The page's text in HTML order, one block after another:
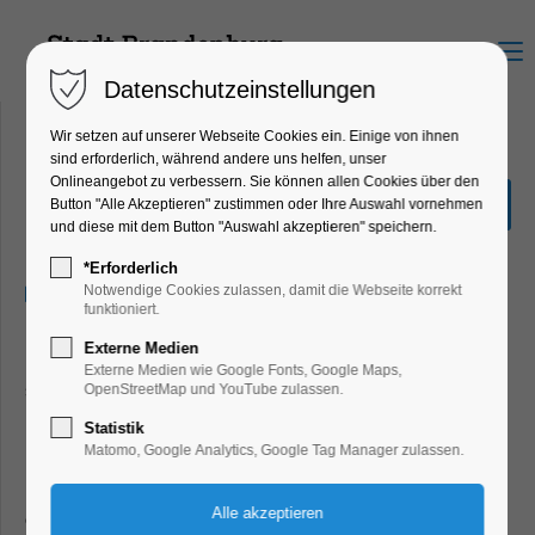
Menu
The art of Love
Kino
08.01.2024, 20:00–22:00
Eva (55) arbeitet bei den Londoner Verkehrsbetrieben,
steckt in einer Ehekrise und schreibt heimlich im
Nebenverdienst Bewertungen über Sex Toys der Londoner
Firma THE ART OF LOVE, um sich und ihrem Mann eine
Reise zu ermöglichen, die ihre Ehe retten soll. Adam (35) ist
der erfolgreichste Influencer bei THE ART OF LOVE. Als
Datenschutzeinstellungen
Wir setzen auf unserer Webseite Cookies ein. Einige von ihnen
sind erforderlich, während andere uns helfen, unser
Onlineangebot zu verbessern. Sie können allen Cookies über den
Button "Alle Akzeptieren" zustimmen oder Ihre Auswahl vornehmen
und diese mit dem Button "Auswahl akzeptieren" speichern.
*Erforderlich
Notwendige Cookies zulassen, damit die Webseite korrekt
funktioniert.
Externe Medien
Externe Medien wie Google Fonts, Google Maps,
OpenStreetMap und YouTube zulassen.
Statistik
Matomo, Google Analytics, Google Tag Manager zulassen.